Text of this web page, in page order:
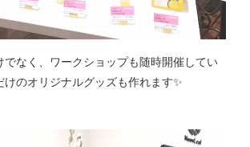
でなく、ワークショップも随時開催してい
のオリジナルグッズも作れます✨